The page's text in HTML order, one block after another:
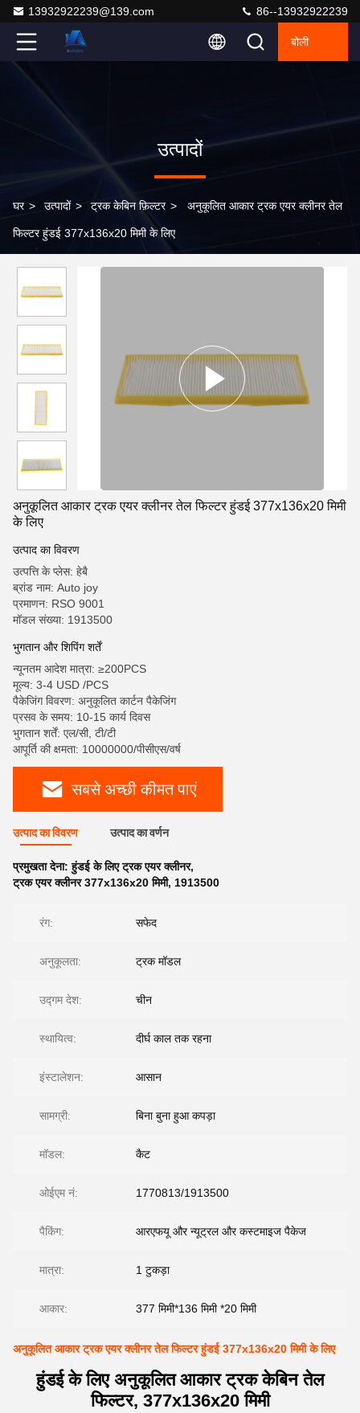
13932922239@139.com 86--13932922239
बोली
उत्पादों
घर > उत्पादों > ट्रक केबिन फ़िल्टर > अनुकूलित आकार ट्रक एयर क्लीनर तेल
फिल्टर हुंडई 377x136x20 मिमी के लिए
अनुकूलित आकार ट्रक एयर क्लीनर तेल फिल्टर हुंडई 377x136x20 मिमी
के लिए
उत्पाद का विवरण
उत्पत्ति के प्लेस: हेबै
ब्रांड नाम: Auto joy
प्रमाणन: RSO 9001
मॉडल संख्या: 1913500
भुगतान और शिपिंग शर्तें
न्यूनतम आदेश मात्रा: ≥200PCS
मूल्य: 3-4 USD /PCS
पैकेजिंग विवरण: अनुकूलित कार्टन पैकेजिंग
प्रसव के समय: 10-15 कार्य दिवस
भुगतान शर्तें: एल/सी, टी/टी
आपूर्ति की क्षमता: 10000000/पीसीएस/वर्ष
सबसे अच्छी कीमत पाएं
उत्पाद का विवरण उत्पाद का वर्णन
प्रमुखता देना:हुंडई के लिए ट्रक एयर क्लीनर,
ट्रक एयर क्लीनर 377x136x20 मिमी, 1913500
रंग: सफेद
अनुकूलता: ट्रक मॉडल
उद्गम देश: चीन
स्थायित्व: दीर्घ काल तक रहना
इंस्टालेशन: आसान
सामग्री: बिना बुना हुआ कपड़ा
मॉडल: कैट
ओईएम नं: 1770813/1913500
पैकिंग: आरएफयू और न्यूट्रल और कस्टमाइज पैकेज
मात्रा: 1 टुकड़ा
आकार: 377 मिमी*136 मिमी *20 मिमी
अनुकूलित आकार ट्रक एयर क्लीनर तेल फिल्टर हुंडई 377x136x20 मिमी के लिए
हुंडई के लिए अनुकूलित आकार ट्रक केबिन तेल
फिल्टर, 377x136x20 मिमी